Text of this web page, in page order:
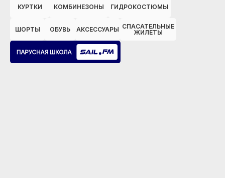
КУРТКИ
КОМБИНЕЗОНЫ ГИДРОКОСТЮМЫ
ШОРТЫ ОБУВЬ АКСЕССУАРЫ СПАСАТЕЛЬНЫЕ
ЖИЛЕТЫ